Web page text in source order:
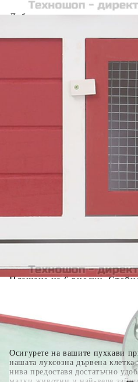
Осигурете на вашите пухкави
нашата луксозна дървена
нива предоставя достатъчно
Предоставената таблица е
Добавете продукта в
количката" и при поръчка
вноски на кредита.
Предоставената таблица е с
Добавете продукта в
количката" и при поръчка
вноски на кредита.
Предоставената таблица е с
Добавете продукта в
количката" и при поръчка
Когато плащате с NewPay,
поръчката без оскъпяване.
Плащане на 4 вноски.
поръчката си на момента с
разделя на 3 равни месечни
покупки на стойност до
Плащане на 6 вноски.
разпределя в 6 равни
покупки на стойност до